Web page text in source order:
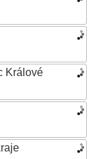
Králové